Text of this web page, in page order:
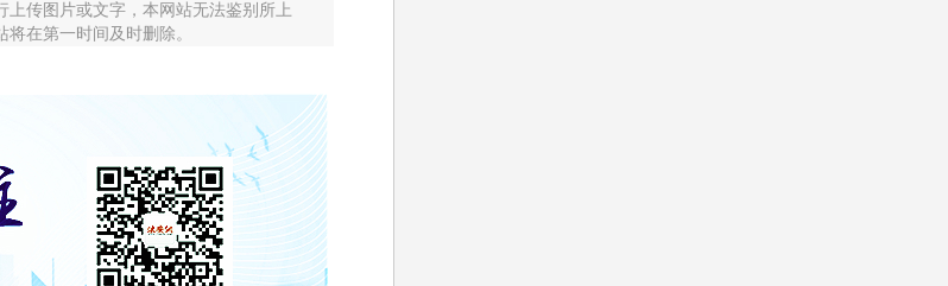
传图片或文字，本网站无法鉴别所上
在第一时间及时删除。